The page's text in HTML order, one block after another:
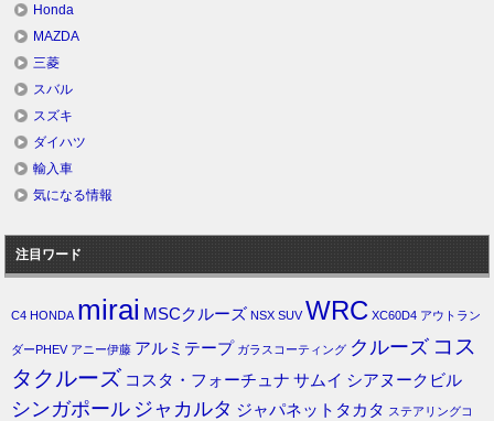
Honda
MAZDA
三菱
スバル
スズキ
ダイハツ
輸入車
気になる情報
注目ワード
C4 HONDA mirai MSCクルーズ NSX SUV WRC XC60D4 アウトラン
ダーPHEV アニー伊藤 アルミテープ ガラスコーティング クルーズ コス
タクルーズ コスタ・フォーチュナ サムイ シアヌークビル
シンガポール ジャカルタ ジャパネットタカタ ステアリングコ